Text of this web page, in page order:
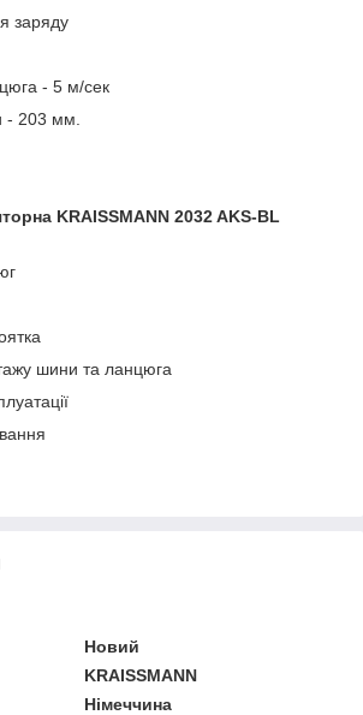
заряду
- 5 м/сек
- 203 мм.
KRAISSMANN 2032 AKS-BL
шини та ланцюга
Новий
KRAISSMANN
Німеччина